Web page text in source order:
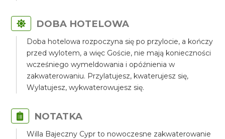
DOBA HOTELOWA
Doba hotelowa rozpoczyna się po przylocie, a kończy
przed wylotem, a więc Goście, nie mają konieczności
wcześniego wymeldowania i opóźnienia w
zakwaterowaniu. Przylatujesz, kwaterujesz się,
Wylatujesz, wykwaterowujesz się.
NOTATKA
Willa Bajeczny Cypr to nowoczesne zakwaterowanie